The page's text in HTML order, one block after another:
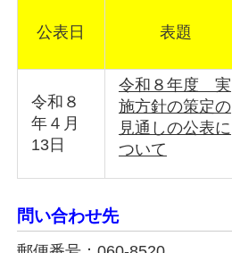
公表日 表題
令和８
年４月
13日
令和８年度 実
施方針の策定の
見通しの公表に
ついて
問い合わせ先